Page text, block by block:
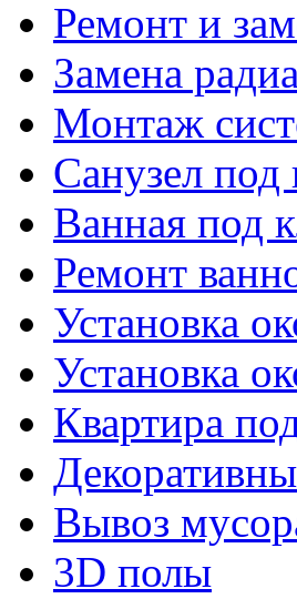
Ремонт и
Замена
Монтаж
Санузел
Ванная под
Ремонт
Установка
Установка
Квартира
Вывоз
3D полы